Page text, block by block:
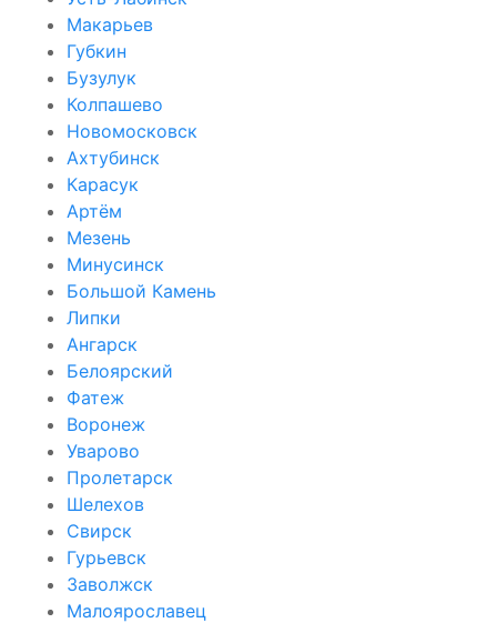
Макарьев
Губкин
Бузулук
Колпашево
Новомосковск
Ахтубинск
Карасук
Артём
Мезень
Минусинск
Большой Камень
Липки
Ангарск
Белоярский
Фатеж
Воронеж
Уварово
Пролетарск
Шелехов
Свирск
Гурьевск
Заволжск
Малоярославец